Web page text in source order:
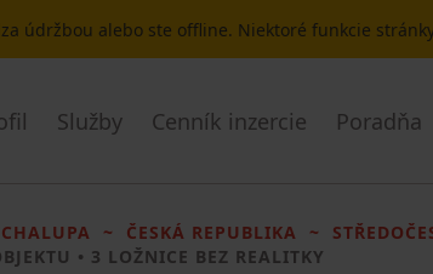
údržbou alebo ste offline. Niektoré funkcie
Služby Cenník inzercie Poradňa
ČESKÁ REPUBLIKA
• 3 LOŽNICE BEZ REALITKY